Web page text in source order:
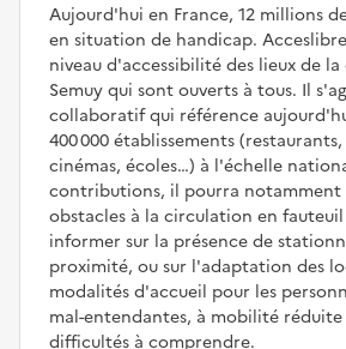
Aujourd'hui en France, 12 millions
en situation de handicap.
niveau d'accessibilité des lieux de
Semuy qui sont ouverts à tous. Il
collaboratif qui référence
400 000 établissements
cinémas, écoles…) à l'échelle
contributions, il pourra notamment
obstacles à la circulation en
informer sur la présence de
proximité, ou sur l'adaptation des
modalités d'accueil pour les
mal-entendantes, à mobilité
difficultés à comprendre.